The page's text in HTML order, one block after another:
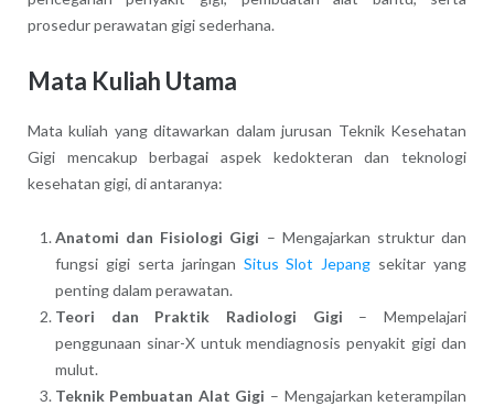
prosedur perawatan gigi sederhana.
Mata Kuliah Utama
Mata kuliah yang ditawarkan dalam jurusan Teknik Kesehatan
Gigi mencakup berbagai aspek kedokteran dan teknologi
kesehatan gigi, di antaranya:
Anatomi dan Fisiologi Gigi – Mengajarkan struktur dan
fungsi gigi serta jaringan Situs Slot Jepang sekitar yang
penting dalam perawatan.
Teori dan Praktik Radiologi Gigi – Mempelajari
penggunaan sinar-X untuk mendiagnosis penyakit gigi dan
mulut.
Teknik Pembuatan Alat Gigi – Mengajarkan keterampilan